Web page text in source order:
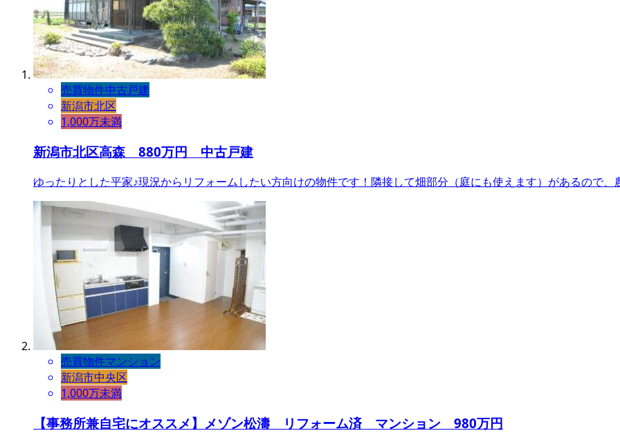
売買物件中古戸建
新潟市北区
1,000万未満
新潟市北区高森 880万円 中古戸建
ゆったりとした平家♪現況からリフォームしたい方向けの物件です！隣接して畑部分（庭にも使えます）があるので
売買物件マンション
新潟市中央区
1,000万未満
【事務所兼自宅にオススメ】メゾン松濤 リフォーム済 マンション 980万円